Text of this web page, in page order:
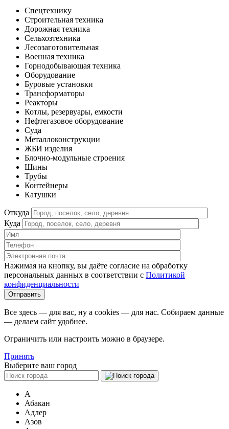
Спецтехнику
Строительная техника
Дорожная техника
Сельхозтехника
Лесозаготовительная
Военная техника
Горнодобывающая техника
Оборудование
Буровые установки
Трансформаторы
Реакторы
Котлы, резервуары, емкости
Нефтегазовое оборудование
Cуда
Металлоконструкции
ЖБИ изделия
Блочно-модульные строения
Шины
Трубы
Контейнеры
Катушки
Откуда
Куда
Нажимая на кнопку, вы даёте согласие на обработку
персональных данных в соответствии c Политикой
конфиденциальности
Все здесь — для вас, ну а cookies — для нас. Собираем данные
— делаем сайт удобнее.
Ограничить или настроить можно в браузере.
Принять
Выберите ваш город
А
Абакан
Адлер
Азов